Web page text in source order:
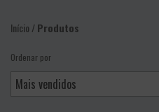
Início /Produtos
Ordenar por